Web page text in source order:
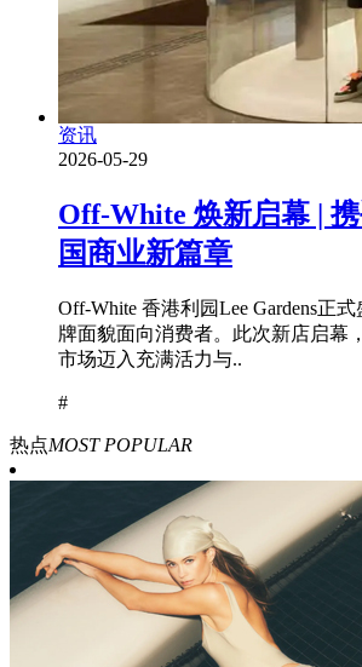
资讯
2026-05-29
Off-White 焕新启幕 |
国商业新篇章
Off-White 香港利园Lee Gardens正
牌面貌面向消费者。此次新店启幕
市场迈入充满活力与..
#
热点MOST POPULAR